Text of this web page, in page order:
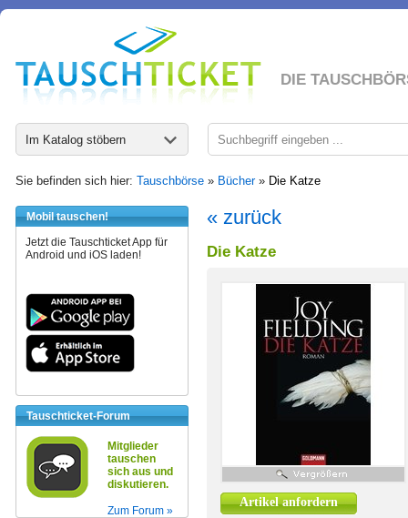
DIE
Im Katalog stöbern
Sie befinden sich hier: Tauschbörse » Bücher» Die Katze
Mobil tauschen!
Jetzt die Tauschticket App für
Android und iOS laden!
Tauschticket-Forum
Mitglieder
tauschen
sich aus und
diskutieren.
Zum Forum »
« zurück
Die Katze
Artikel anfordern